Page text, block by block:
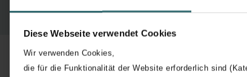
Diese Webseite verwendet Cookies
Wir verwenden Cookies,
die für die Funktionalität der Website erforderlich sind